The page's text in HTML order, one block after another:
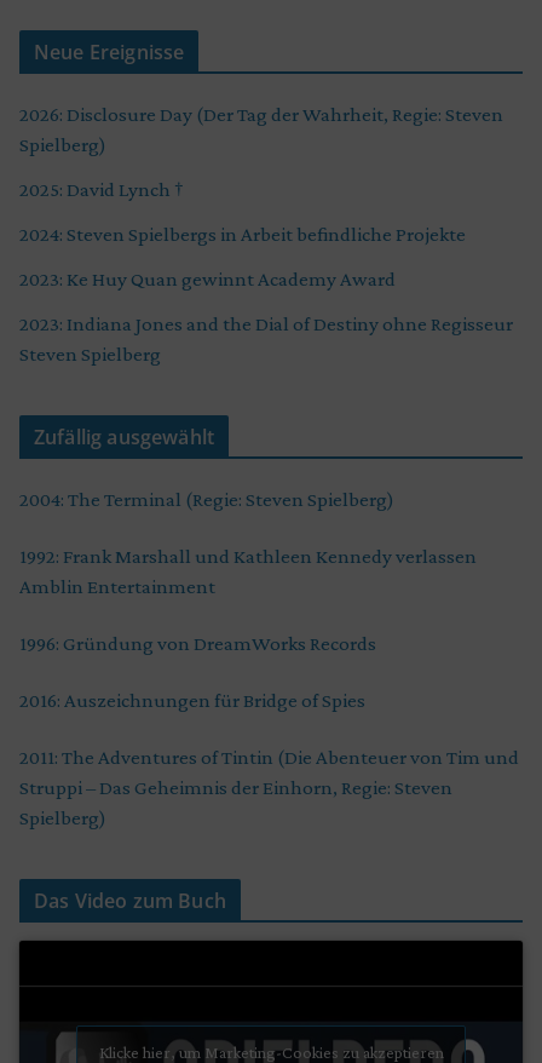
Neue Ereignisse
2026: Disclosure Day (Der Tag der Wahrheit, Regie: Steven
Spielberg)
2025: David Lynch †
2024: Steven Spielbergs in Arbeit befindliche Projekte
2023: Ke Huy Quan gewinnt Academy Award
2023: Indiana Jones and the Dial of Destiny ohne Regisseur
Steven Spielberg
Zufällig ausgewählt
2004: The Terminal (Regie: Steven Spielberg)
1992: Frank Marshall und Kathleen Kennedy verlassen
Amblin Entertainment
1996: Gründung von DreamWorks Records
2016: Auszeichnungen für Bridge of Spies
2011: The Adventures of Tintin (Die Abenteuer von Tim und
Struppi – Das Geheimnis der Einhorn, Regie: Steven
Spielberg)
Das Video zum Buch
Klicke hier, um Marketing-Cookies zu akzeptieren